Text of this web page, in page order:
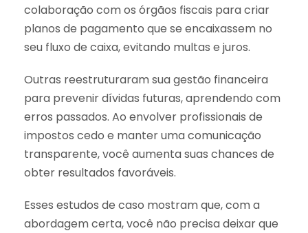
colaboração com os órgãos fiscais para criar
planos de pagamento que se encaixassem no
seu fluxo de caixa, evitando multas e juros.
Outras reestruturaram sua gestão financeira
para prevenir dívidas futuras, aprendendo com
erros passados. Ao envolver profissionais de
impostos cedo e manter uma comunicação
transparente, você aumenta suas chances de
obter resultados favoráveis.
Esses estudos de caso mostram que, com a
abordagem certa, você não precisa deixar que